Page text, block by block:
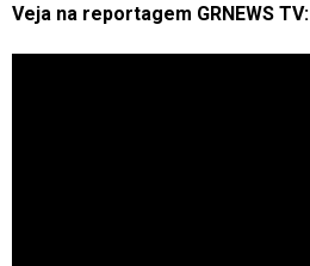
Veja na reportagem GRNEWS TV: